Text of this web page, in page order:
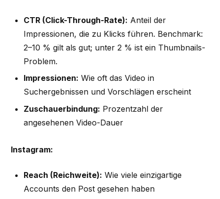
CTR (Click-Through-Rate): Anteil der
Impressionen, die zu Klicks führen. Benchmark:
2–10 % gilt als gut; unter 2 % ist ein Thumbnails-
Problem.
Impressionen: Wie oft das Video in
Suchergebnissen und Vorschlägen erscheint
Zuschauerbindung: Prozentzahl der
angesehenen Video-Dauer
Instagram:
Reach (Reichweite): Wie viele einzigartige
Accounts den Post gesehen haben